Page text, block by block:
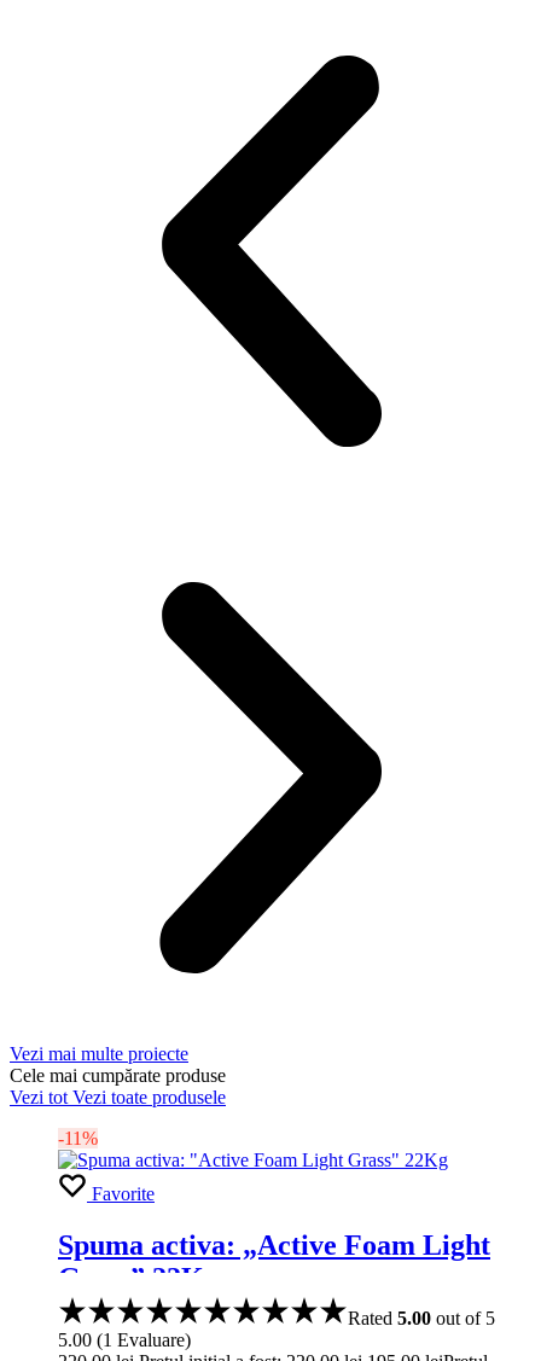
Vezi mai multe proiecte
Cele mai cumpărate produse
Vezi tot Vezi toate produsele
-11%
Favorite
Spuma activa: „Active Foam Light
Grass” 22Kg
Rated 5.00 out of 5
5.00 (1 Evaluare)